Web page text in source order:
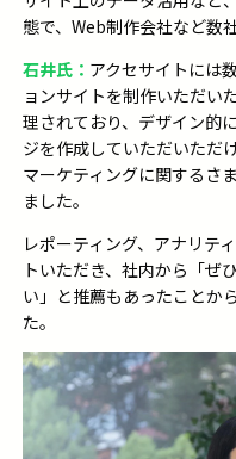
態で、 Web制作会社など数
石井氏： アクセサイトには
ョンサイトを制作いただい
理されており、デザイン的
ジを作成していただいただ
マーケティングに関するさ
ました。
レポーティング、アナリテ
トいただき、社内から「ぜ
い」と推薦もあったことか
た。